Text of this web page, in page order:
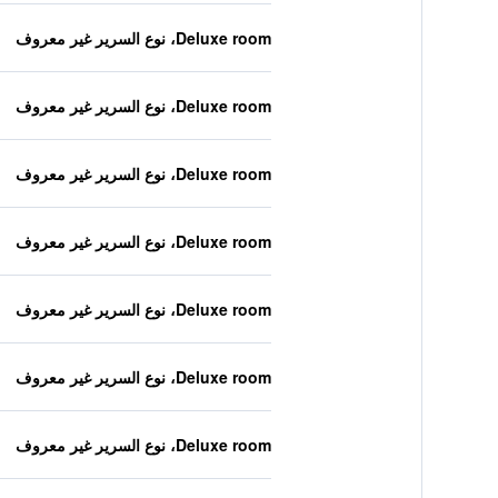
Deluxe room، نوع السرير غير معروف
Deluxe room، نوع السرير غير معروف
Deluxe room، نوع السرير غير معروف
Deluxe room، نوع السرير غير معروف
Deluxe room، نوع السرير غير معروف
Deluxe room، نوع السرير غير معروف
Deluxe room، نوع السرير غير معروف